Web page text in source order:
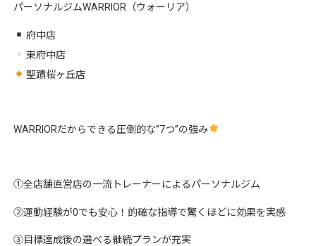
パーソナルジムWARRIOR（ウォーリア）
府中店
東府中店
聖蹟桜ヶ丘店
WARRIORだからできる圧倒的な”7つ”の強み
①全店舗直営店の一流トレーナーによるパーソナルジム
②運動経験が0でも安心！的確な指導で驚くほどに効果を実感
③目標達成後の選べる継続プランが充実